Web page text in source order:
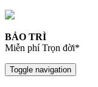
BẢO TRÌ
Miễn phí Trọn đời*
Toggle navigation